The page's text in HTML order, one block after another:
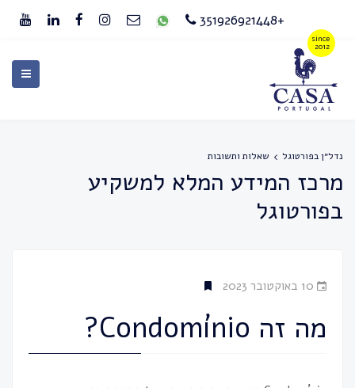
+351926921448
נדל״ן בפורטוגל שאלות ותשובות
מרכז המידע המלא למשקיע
בפורטוגל
10 באוקטובר 2023
מה זה Condomínio?